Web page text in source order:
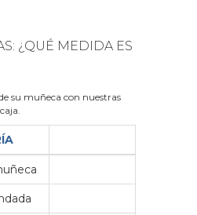
¿QUÉ MEDIDA ES
su muñeca con nuestras